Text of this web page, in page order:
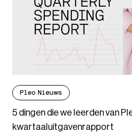
Pleo Nieuws
5 dingen die we leerden van
kwartaaluitgavenrapport